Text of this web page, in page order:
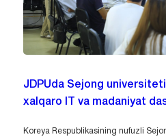
JDPUda Sejong
xalqaro IT va madaniyat
Koreya Respublikasining nufuzli